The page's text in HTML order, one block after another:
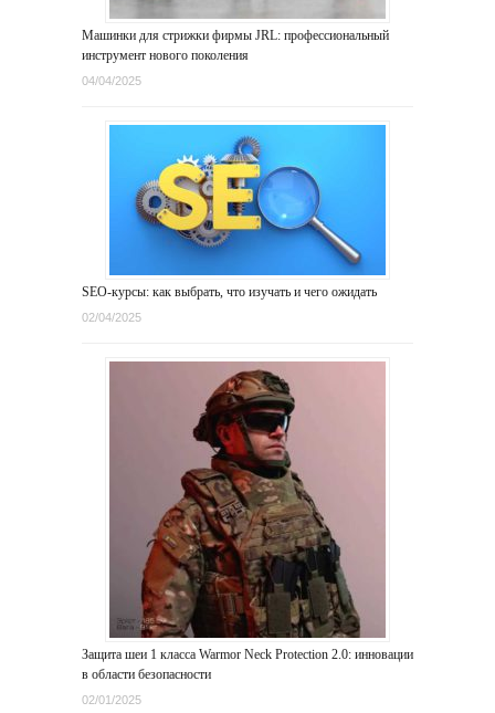
Машинки для стрижки фирмы JRL: профессиональный
инструмент нового поколения
04/04/2025
SEO-курсы: как выбрать, что изучать и чего ожидать
02/04/2025
Защита шеи 1 класса Warmor Neck Protection 2.0: инновации
в области безопасности
02/01/2025